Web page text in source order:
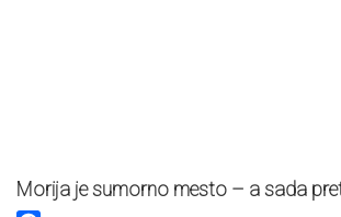
Morija je sumorno mesto – a sada